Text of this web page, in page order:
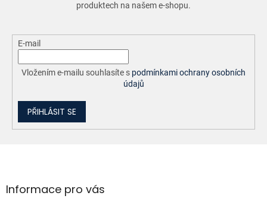
produktech na našem e-shopu.
E-mail
Vložením e-mailu souhlasíte s podmínkami ochrany osobních
údajů
PŘIHLÁSIT SE
aInformace pro vás